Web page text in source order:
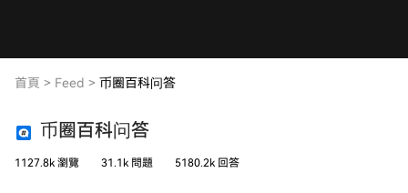
首頁 > Feed > 币圈百科问答
币圈百科问答
1127.8k 瀏覽 31.1k 問題 5180.2k 回答